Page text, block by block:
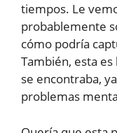
tiempos. Le
probablemente
cómo podría
También, esta
se encontraba,
problemas